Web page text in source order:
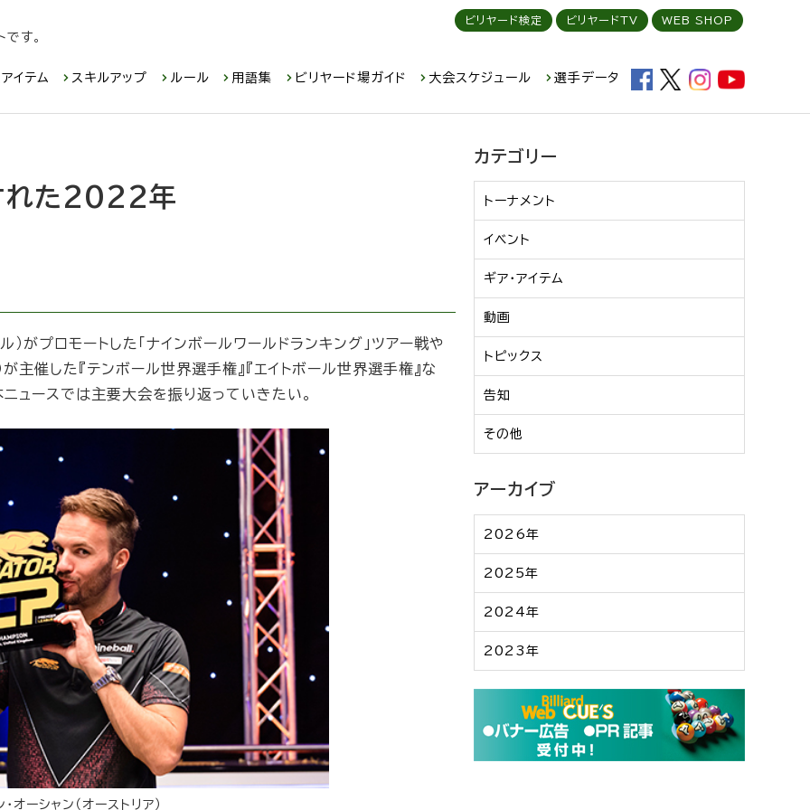
す。
イテム スキルアップ ルール 用語集 ビリヤード場ガイド 大会スケジュール 選手データ
ビリヤード検定 ビリヤードTV WEB SHOP
れた2022年
プロモートした「ナインボールワールドランキング」ツアー戦や
主催した『テンボール世界選手権』『エイトボール世界選手権』な
ュースでは主要大会を振り返っていきたい。
オーシャン（オーストリア）
カテゴリー
トーナメント
イベント
ギア・アイテム
動画
トピックス
告知
その他
アーカイブ
2026年
2025年
2024年
2023年